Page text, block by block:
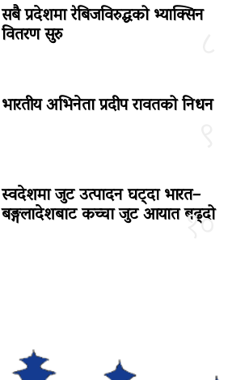
सबै प्रदेशमा रेबिजविरुद्धको भ्याक्सिन
वितरण सुरु
भारतीय अभिनेता प्रदीप रावतको निधन
१०
स्वदेशमा जुट उत्पादन घट्दा भारत–
बङ्गलादेशबाट कच्चा जुट आयात बढ्दो